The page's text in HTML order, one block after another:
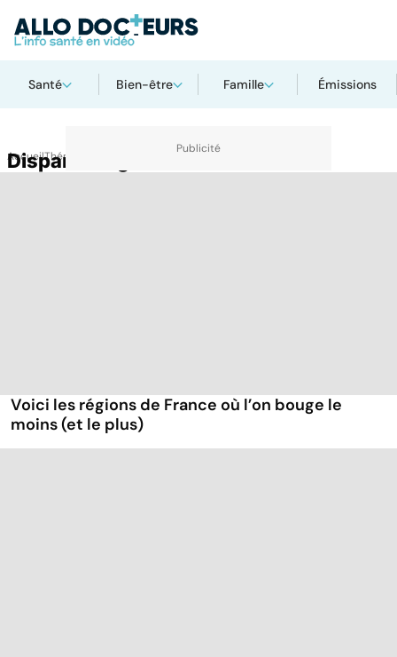
Santé Bien-être Famille Émissions
AccueilThématiques
Disparité régionale
Voici les régions de France où l’on bouge le
moins (et le plus)